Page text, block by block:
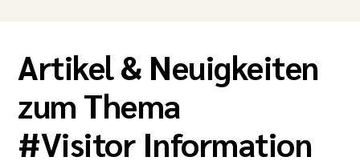
Artikel & Neuigkeiten
zum Thema
#Visitor Information